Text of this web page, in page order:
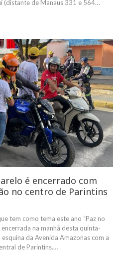
(distante de Manaus 331 e 564…
é encerrado com
no centro de Parintins
tem como tema este ano “Paz no
na manhã desta quinta-
da Avenida Amazonas com a
de Parintins.…